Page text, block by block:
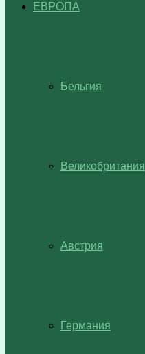
ЕВРОПА
Бельгия
Великобритания
Австрия
Германия